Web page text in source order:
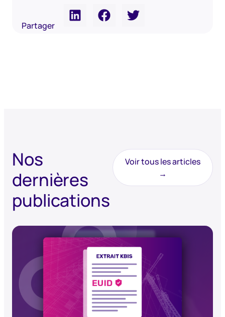
Partager
Nos
dernières
publications
Voir tous les articles
→